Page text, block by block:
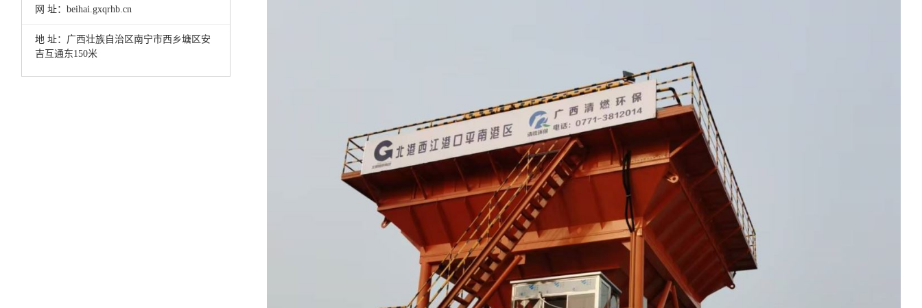
网 址：beihai.gxqrhb.cn
地 址： 广西壮族自治区南宁市西乡塘区安
吉互通东150米